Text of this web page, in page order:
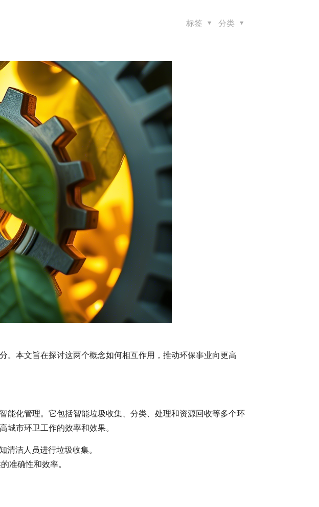
分类
标签
。本文旨在探讨这两个概念如何相互作用，推动环保事业向更高
能化管理。它包括智能垃圾收集、分类、处理和资源回收等多个环
市环卫工作的效率和效果。
洁人员进行垃圾收集。
准确性和效率。